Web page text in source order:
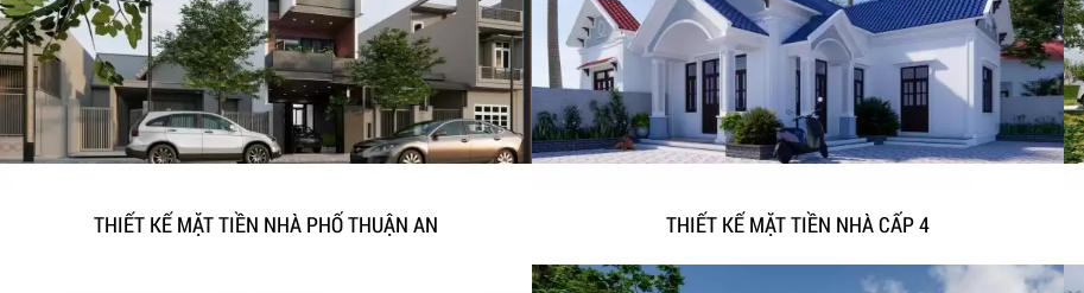
THIẾT KẾ MẶT TIỀN NHÀ PHỐ THUẬN AN THIẾT KẾ MẶT TIỀN NHÀ CẤP 4